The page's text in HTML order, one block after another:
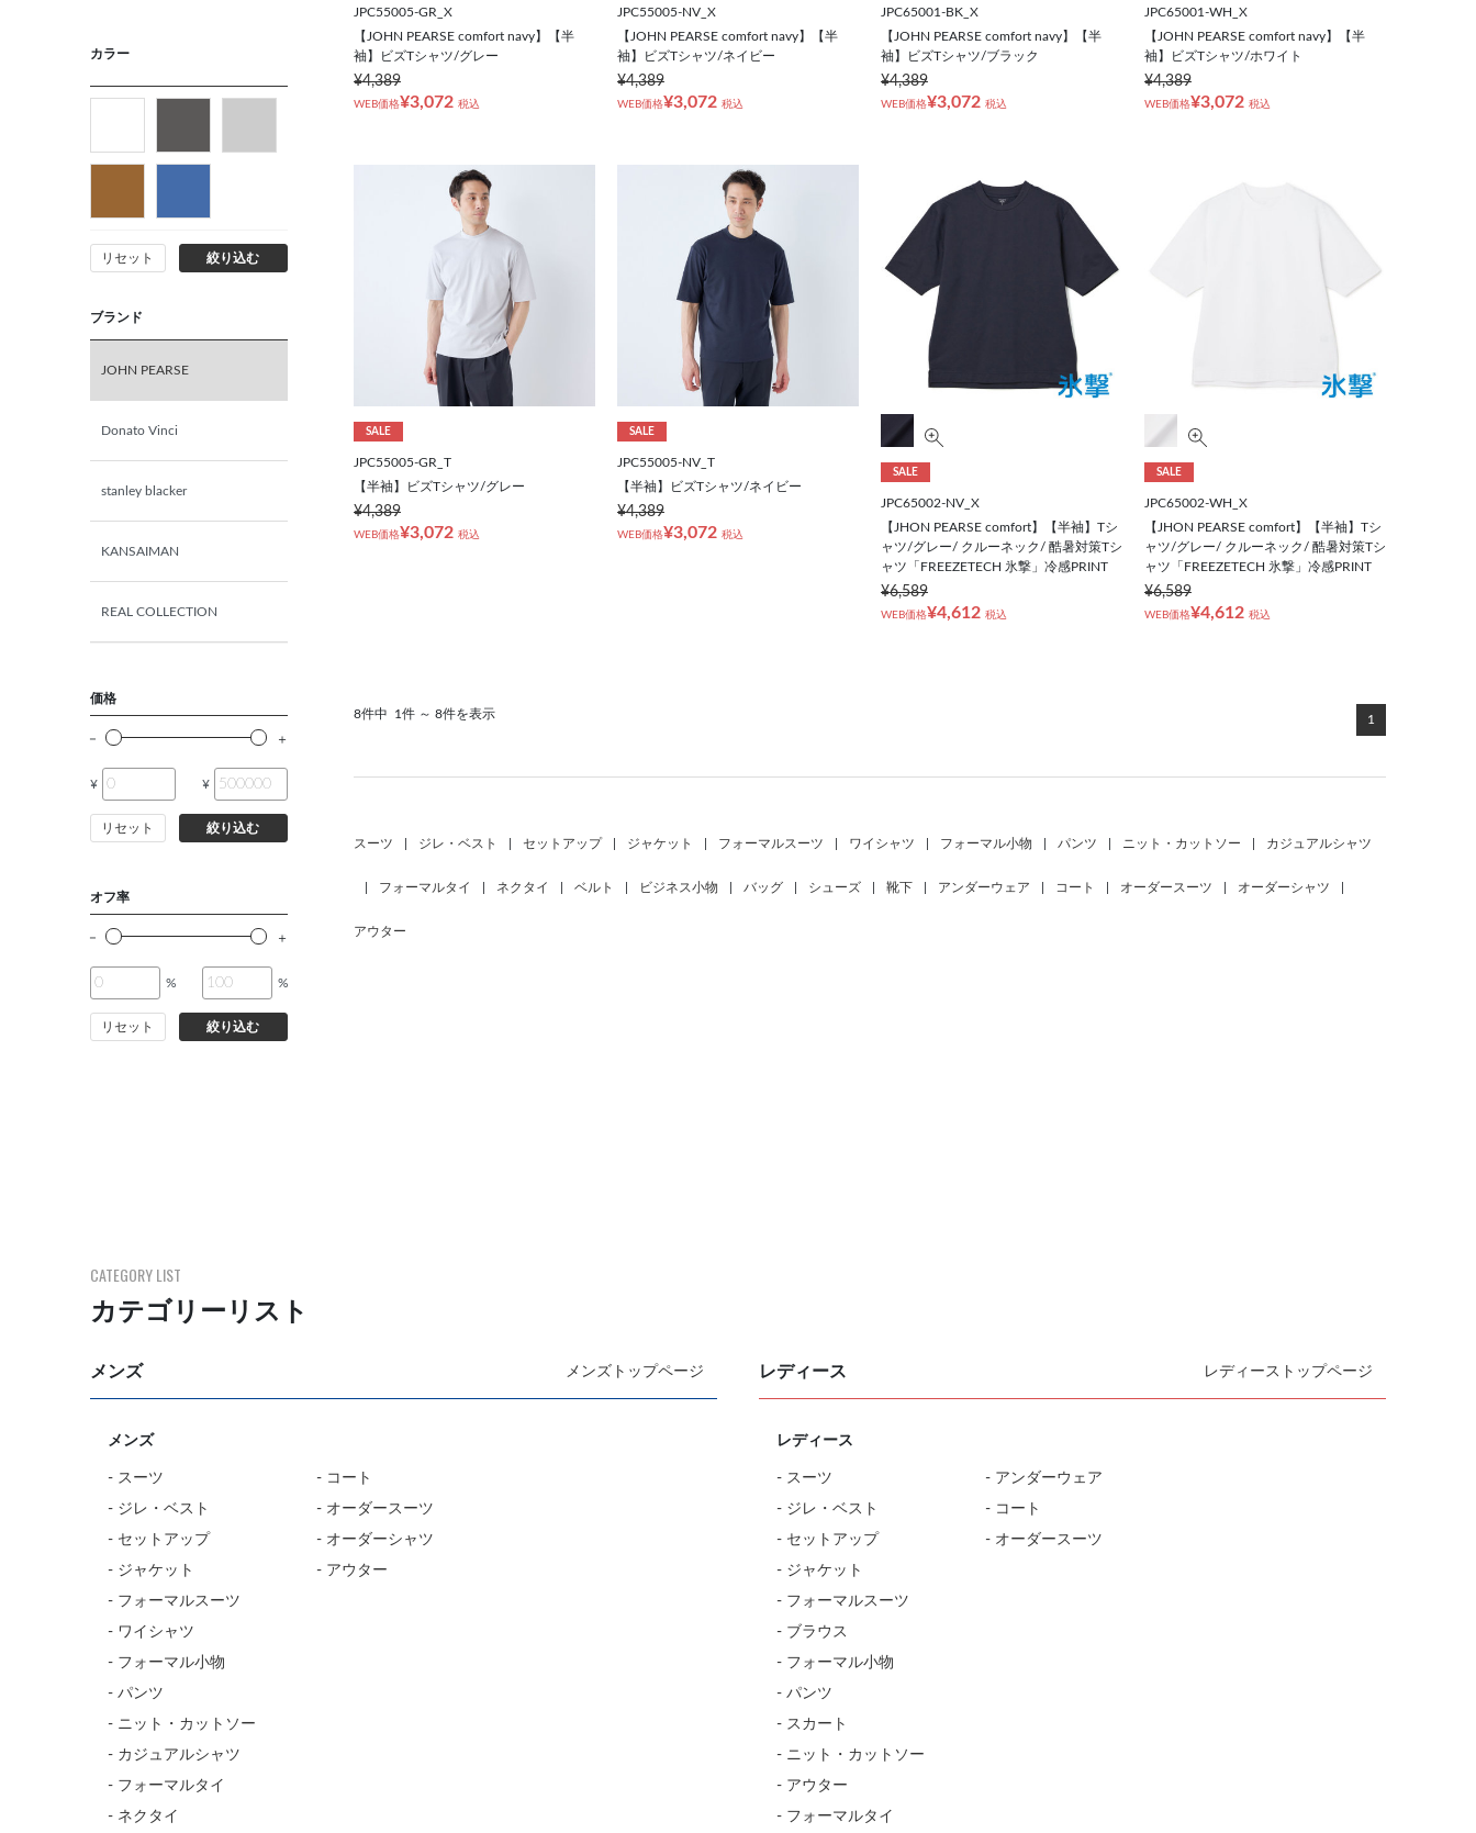
カラー
リセット 絞り込む
ブランド
JOHN PEARSE
Donato Vinci
stanley blacker
KANSAIMAN
REAL COLLECTION
価格
¥ ¥
リセット 絞り込む
オフ率
% %
リセット 絞り込む
JPC55005-GR_X
【JOHN PEARSE comfort navy】【半
袖】ビズTシャツ/グレー
¥4,389
WEB価格¥3,072 税込
JPC55005-NV_X
【JOHN PEARSE comfort navy】【半
袖】ビズTシャツ/ネイビー
¥4,389
WEB価格¥3,072 税込
JPC65001-BK_X
【JOHN PEARSE comfort navy】【半
袖】ビズTシャツ/ブラック
¥4,389
WEB価格¥3,072 税込
JPC65001-WH_X
【JOHN PEARSE comfort navy】【半
袖】ビズTシャツ/ホワイト
¥4,389
WEB価格¥3,072 税込
SALE
JPC55005-GR_T
【半袖】ビズTシャツ/グレー
¥4,389
WEB価格¥3,072 税込
SALE
JPC55005-NV_T
【半袖】ビズTシャツ/ネイビー
¥4,389
WEB価格¥3,072 税込
SALE
JPC65002-NV_X
【JHON PEARSE comfort】【半袖】Tシ
ャツ/グレー/ クルーネック/ 酷暑対策Tシ
ャツ「FREEZETECH 氷撃」冷感PRINT
¥6,589
WEB価格¥4,612 税込
SALE
JPC65002-WH_X
【JHON PEARSE comfort】【半袖】Tシ
ャツ/グレー/ クルーネック/ 酷暑対策Tシ
ャツ「FREEZETECH 氷撃」冷感PRINT
¥6,589
WEB価格¥4,612 税込
8件中 1件 ～ 8件を表示 1
スーツ ジレ・ベスト セットアップ ジャケット フォーマルスーツ ワイシャツ フォーマル小物 パンツ ニット・カットソー カジュアルシャツ
フォーマルタイ ネクタイ ベルト ビジネス小物 バッグ シューズ 靴下 アンダーウェア コート オーダースーツ オーダーシャツ
アウター
CATEGORY LIST
カテゴリーリスト
メンズ メンズトップページ
メンズ
- スーツ
- ジレ・ベスト
- セットアップ
- ジャケット
- フォーマルスーツ
- ワイシャツ
- フォーマル小物
- パンツ
- ニット・カットソー
- カジュアルシャツ
- フォーマルタイ
- ネクタイ
- コート
- オーダースーツ
- オーダーシャツ
- アウター
レディース レディーストップページ
レディース
- スーツ
- ジレ・ベスト
- セットアップ
- ジャケット
- フォーマルスーツ
- ブラウス
- フォーマル小物
- パンツ
- スカート
- ニット・カットソー
- アウター
- フォーマルタイ
- アンダーウェア
- コート
- オーダースーツ